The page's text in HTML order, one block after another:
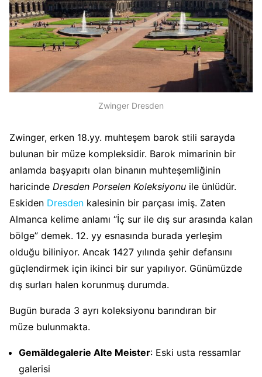
Zwinger Dresden
Zwinger, erken 18.yy. muhteşem barok stili sarayda
bulunan bir müze kompleksidir. Barok mimarinin bir
anlamda başyapıtı olan binanın muhteşemliğinin
haricinde Dresden Porselen Koleksiyonu ile ünlüdür.
Eskiden Dresden kalesinin bir parçası imiş. Zaten
Almanca kelime anlamı “İç sur ile dış sur arasında kalan
bölge” demek. 12. yy esnasında burada yerleşim
olduğu biliniyor. Ancak 1427 yılında şehir defansını
güçlendirmek için ikinci bir sur yapılıyor. Günümüzde
dış surları halen korunmuş durumda.
Bugün burada 3 ayrı koleksiyonu barındıran bir
müze bulunmakta.
Gemäldegalerie Alte Meister: Eski usta ressamlar
galerisi